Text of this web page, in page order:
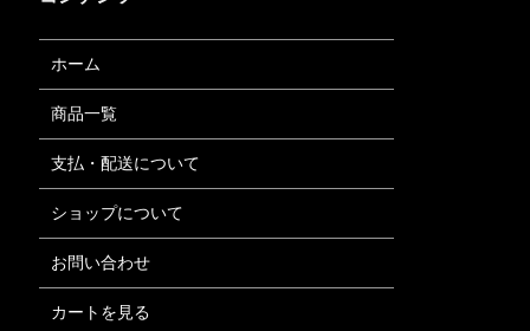
ホーム
商品一覧
支払・配送について
ショップについて
お問い合わせ
カートを見る